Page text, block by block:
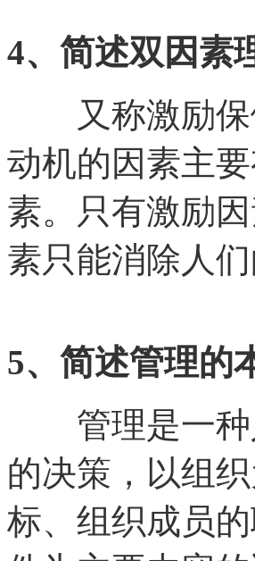
4、简述双因素
又称激励保
动机的因素主
素。只有激励
素只能消除人
5、简述管理的
管理是一种
的决策，以组
标、组织成员